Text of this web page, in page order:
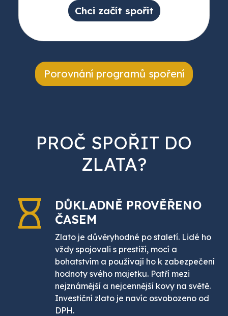
Chci začít spořit
Porovnání programů spoření
PROČ SPOŘIT DO
ZLATA?
DŮKLADNĚ PROVĚŘENO
ČASEM
Zlato je důvěryhodné po staletí. Lidé ho
vždy spojovali s prestiží, mocí a
bohatstvím a používají ho k zabezpečení
hodnoty svého majetku. Patří mezi
nejznámější a nejcennější kovy na světě.
Investiční zlato je navíc osvobozeno od
DPH.